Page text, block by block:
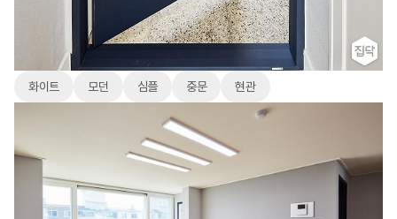
화이트 모던 심플 중문 현관